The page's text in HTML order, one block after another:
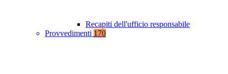
Recapiti dell'ufficio responsabile
Provvedimenti 170